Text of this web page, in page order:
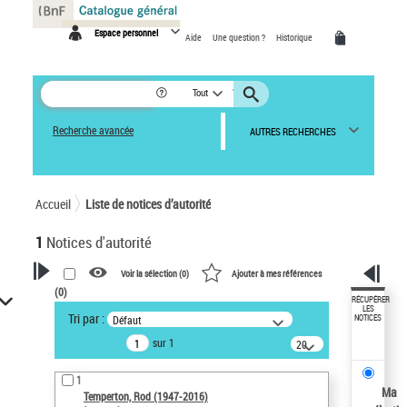
Espace personnel Aide Une question ? Historique
Tout
Recherche avancée AUTRES RECHERCHES
Accueil Liste de notices d’autorité
1 Notices d'autorité
VOTRE RECHERCHE
Recherche avancée dans les
notices d’autorité
Œuvres liées à l'auteur :
Temperton, Rod (1947-2016)
Voir la sélection (0) Ajouter à mes références
(0)
Tri par : Défaut
sur 1
20
résultats/page
1
Temperton, Rod (1947-2016)
RÉCUPÉRER
LES
NOTICES
Ma
Panneau de gestion des cookies